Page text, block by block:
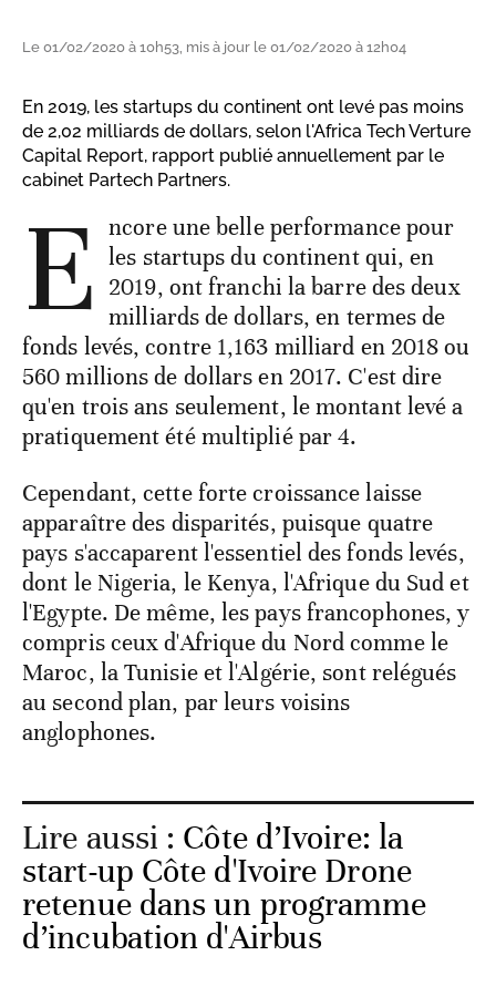
Le 01/02/2020 à 10h53, mis à jour le 01/02/2020 à 12h04
En 2019, les startups du continent ont levé pas moins
de 2,02 milliards de dollars, selon l'Africa Tech Verture
Capital Report, rapport publié annuellement par le
cabinet Partech Partners.
E ncore une belle performance pour
les startups du continent qui, en
2019, ont franchi la barre des deux
milliards de dollars, en termes de
fonds levés, contre 1,163 milliard en 2018 ou
560 millions de dollars en 2017. C'est dire
qu'en trois ans seulement, le montant levé a
pratiquement été multiplié par 4.
Cependant, cette forte croissance laisse
apparaître des disparités, puisque quatre
pays s'accaparent l'essentiel des fonds levés,
dont le Nigeria, le Kenya, l'Afrique du Sud et
l'Egypte. De même, les pays francophones, y
compris ceux d'Afrique du Nord comme le
Maroc, la Tunisie et l'Algérie, sont relégués
au second plan, par leurs voisins
anglophones.
Lire aussi : Côte d’Ivoire: la
start-up Côte d'Ivoire Drone
retenue dans un programme
d’incubation d'Airbus